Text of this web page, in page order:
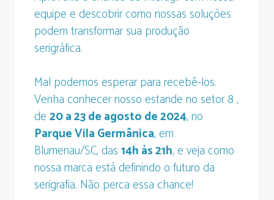
equipe e descobrir como nossas soluções
podem transformar sua produção
serigráfica.
Mal podemos esperar para recebê-los.
Venha conhecer nosso estande no setor 8 ,
de20 a 23 de agosto de 2024, no
Parque Vila Germânica, em
Blumenau/SC, das14h às 21h, e veja como
nossa marca está definindo o futuro da
serigrafia. Não perca essa chance!